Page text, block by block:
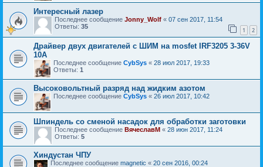
Интересный лазер
Последнее сообщение Jonny_Wolf « 07 сен 2017, 11:54
Ответы: 35 1 2
Драйвер двух двигателей с ШИМ на mosfet IRF3205 3-36V
10А
Последнее сообщение CybSys « 28 июл 2017, 19:33
Ответы: 1
Высоковольтный разряд над жидким азотом
Последнее сообщение CybSys « 26 июл 2017, 10:42
Шпиндель со сменой насадок для обработки заготовки
Последнее сообщение ВячеславМ « 28 июн 2017, 11:24
Ответы: 5
Хиндустан ЧПУ
Последнее сообщение magnetic « 20 сен 2016, 00:24